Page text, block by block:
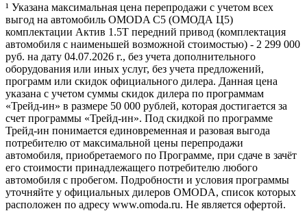
¹ Указана максимальная цена перепродажи с учетом всех
выгод на автомобиль OMODA C5 (ОМОДА Ц5)
комплектации Актив 1.5Т передний привод (комплектация
автомобиля с наименьшей возможной стоимостью) - 2 299 000
руб. на дату 04.07.2026 г., без учета дополнительного
оборудования или иных услуг, без учета предложений,
программ или скидок официального дилера. Данная цена
указана с учетом суммы скидок дилера по программам
«Трейд-ин» в размере 50 000 рублей, которая достигается за
счет программы «Трейд-ин». Под скидкой по программе
Трейд-ин понимается единовременная и разовая выгода
потребителю от максимальной цены перепродажи
автомобиля, приобретаемого по Программе, при сдаче в зачёт
его стоимости принадлежащего потребителю любого
автомобиля с пробегом. Подробности и условия программы
уточняйте у официальных дилеров OMODA, список которых
расположен по адресу www.omoda.ru. Не является офертой.